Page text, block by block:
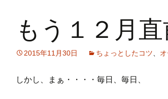
送料・お支払
もう１２月
2015年11月30日 ちょっとしたコツ
しかし、まぁ・・・・毎日、毎日、